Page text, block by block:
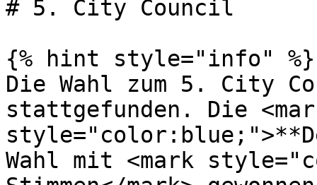
# 5. City Council
{% hint style="info" %}
Die Wahl zum 5. City
stattgefunden. Die
Wahl mit <mark